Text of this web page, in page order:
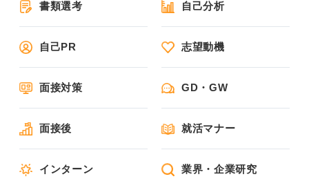
書類選考 自己分析
自己PR 志望動機
面接対策 GD・GW
面接後 就活マナー
インターン 業界・企業研究